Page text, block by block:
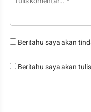
Beritahu saya akan
Beritahu saya akan